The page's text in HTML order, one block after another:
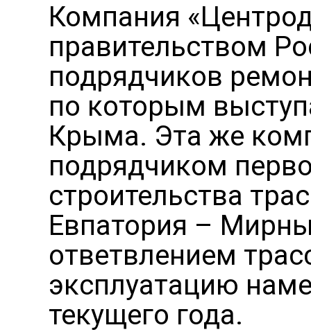
Компания
правительством
подрядчиков
по которым
Крыма. Эта же
подрядчиком
строительства
Евпатория –
ответвлением
эксплуатацию
текущего года.